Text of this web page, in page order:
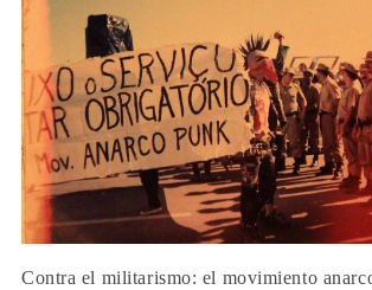
Contra el militarismo: el movimiento